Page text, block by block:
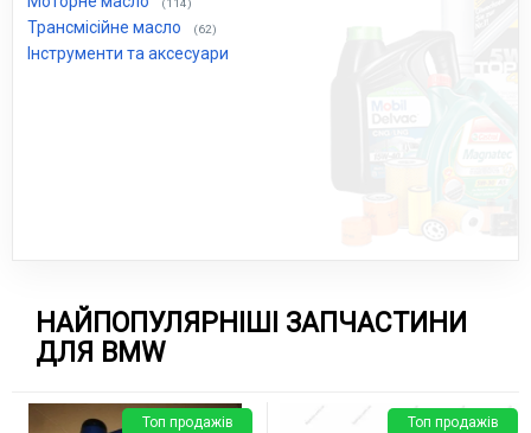
(114)
Трансмісійне масло (62)
Інструменти та аксесуари
НАЙПОПУЛЯРНІШІ ЗАПЧАСТИНИ
ДЛЯ BMW
Топ продажів Топ продажів